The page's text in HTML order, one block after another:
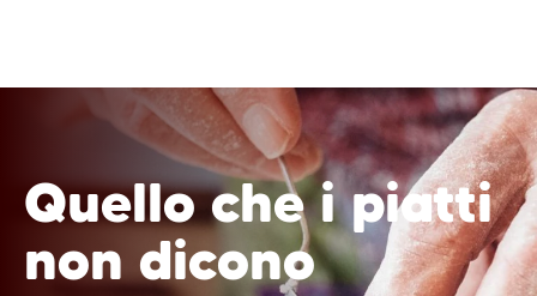
Quello che i piatti
non dicono